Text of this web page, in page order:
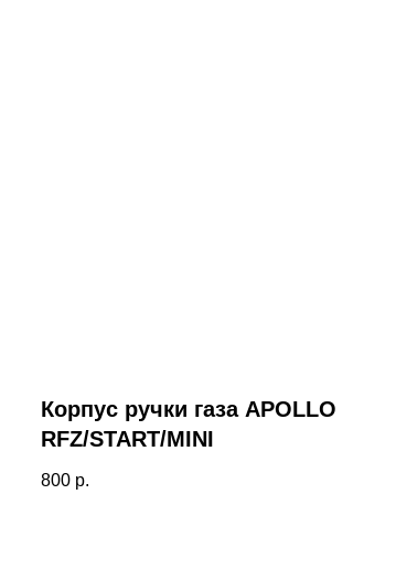
Корпус ручки газа APOLLO
RFZ/START/MINI
800 р.